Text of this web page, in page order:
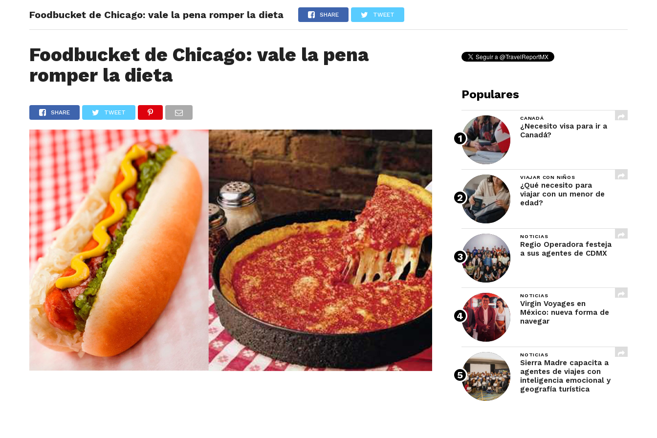
ARTÍCULOS REVIEWS EVENTOS GASTRONOMÍA
Foodbucket de Chicago: vale la pena romper la dieta SHARE TWEET
Foodbucket de Chicago: vale la pena
romper la dieta
SHARE TWEET
Populares
CANADÁ
¿Necesito visa para ir a
Canadá?
VIAJAR CON NIÑOS
¿Qué necesito para
viajar con un menor de
edad?
NOTICIAS
Regio Operadora festeja
a sus agentes de CDMX
NOTICIAS
Virgin Voyages en
México: nueva forma de
navegar
NOTICIAS
Sierra Madre capacita a
agentes de viajes con
inteligencia emocional y
geografía turística